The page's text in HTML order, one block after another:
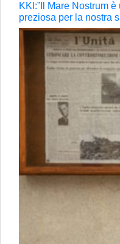
KKI:”Il Mare Nostrum
preziosa per la nostra